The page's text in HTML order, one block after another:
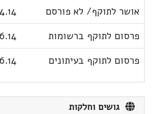
אושר לתוקף/ לא פורסם
פרסום לתוקף ברשומות
פרסום לתוקף בעיתונים
גושים וחלקות